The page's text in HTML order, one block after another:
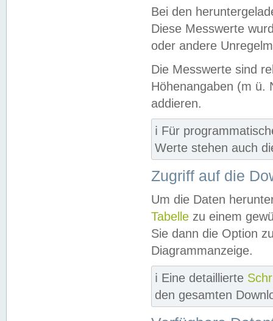
Bei den
Diese Messwerte
oder andere
Die Messwerte sind
Höhenangaben (m ü.
addieren.
ℹ️ Für
Werte stehen auch
Zugriff auf die
Um die Daten
Tabelle zu einem
Sie dann die Option
Diagrammanzeige.
ℹ️ Eine detaillierte
den gesamten